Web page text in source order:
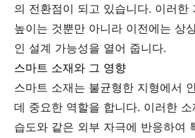
의 전환점이 되고 있습니다. 이러한
높이는 것뿐만 아니라 이전에는 상
인 설계 가능성을 열어 줍니다.
스마트 소재와 그 영향
스마트 소재는 불균형한 지형에서
데 중요한 역할을 합니다. 이러한
습도와 같은 외부 자극에 반응하여